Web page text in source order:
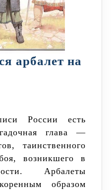
арбалет на
глава —
таинственного
возникшего в
Арбалеты
образом